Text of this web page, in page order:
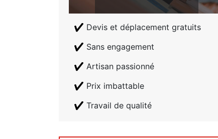
Devis et déplacement gratuits
Sans engagement
Artisan passionné
Prix imbattable
Travail de qualité